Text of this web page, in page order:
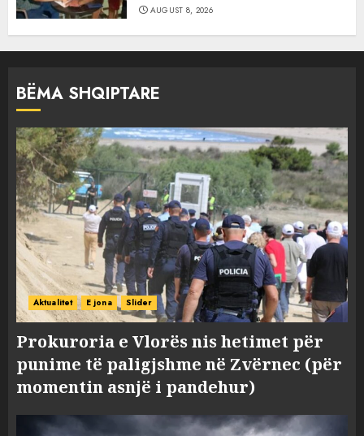
AUGUST 8, 2026
BËMA SHQIPTARE
Aktualitet E jona Slider
Prokuroria e Vlorës nis hetimet për
punime të paligjshme në Zvërnec (për
momentin asnjë i pandehur)